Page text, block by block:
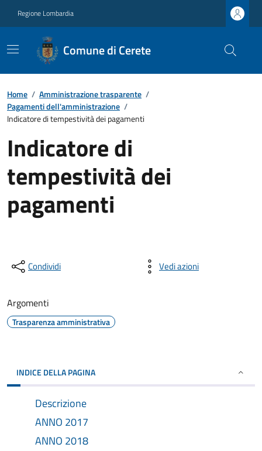
Regione Lombardia
Comune di Cerete
Home / Amministrazione trasparente /
Pagamenti dell'amministrazione /
Indicatore di tempestività dei pagamenti
Indicatore di
tempestività dei
pagamenti
Condividi Vedi azioni
Argomenti
Trasparenza amministrativa
INDICE DELLA PAGINA
Descrizione
ANNO 2017
ANNO 2018